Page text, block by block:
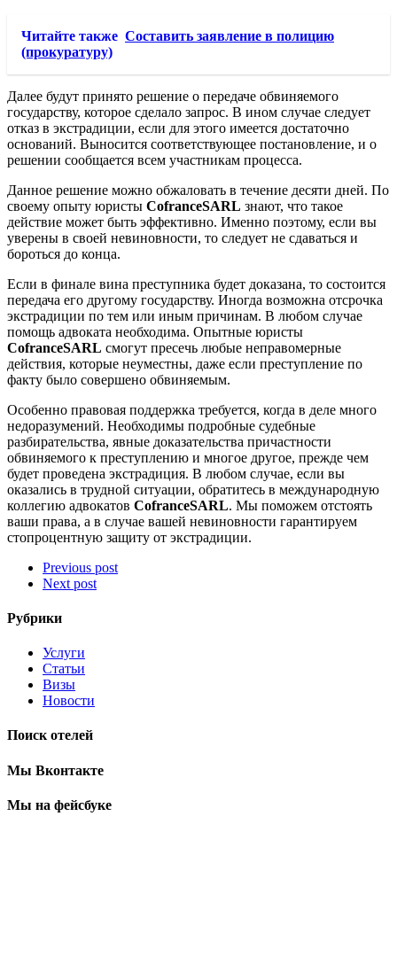
Читайте также Составить заявление в полицию
(прокуратуру)
Далее будут принято решение о передаче обвиняемого
государству, которое сделало запрос. В ином случае следует
отказ в экстрадиции, если для этого имеется достаточно
оснований. Выносится соответствующее постановление, и о
решении сообщается всем участникам процесса.
Данное решение можно обжаловать в течение десяти дней. По
своему опыту юристы CofranceSARL знают, что такое
действие может быть эффективно. Именно поэтому, если вы
уверены в своей невиновности, то следует не сдаваться и
бороться до конца.
Если в финале вина преступника будет доказана, то состоится
передача его другому государству. Иногда возможна отсрочка
экстрадиции по тем или иным причинам. В любом случае
помощь адвоката необходима. Опытные юристы
CofranceSARL смогут пресечь любые неправомерные
действия, которые неуместны, даже если преступление по
факту было совершено обвиняемым.
Особенно правовая поддержка требуется, когда в деле много
недоразумений. Необходимы подробные судебные
разбирательства, явные доказательства причастности
обвиняемого к преступлению и многое другое, прежде чем
будет проведена экстрадиция. В любом случае, если вы
оказались в трудной ситуации, обратитесь в международную
коллегию адвокатов CofranceSARL. Мы поможем отстоять
ваши права, а в случае вашей невиновности гарантируем
стопроцентную защиту от экстрадиции.
Previous post
Next post
Рубрики
Услуги
Статьи
Визы
Новости
Поиск отелей
Мы Вконтакте
Мы на фейсбуке